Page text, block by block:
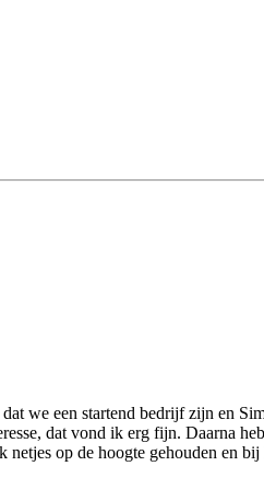
we een startend bedrijf zijn en
dat vond ik erg fijn. Daarna
op de hoogte gehouden en